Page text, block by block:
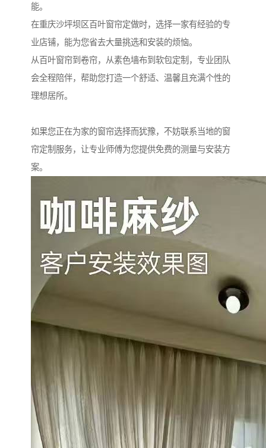
能。
在重庆沙坪坝区百叶窗帘定做时，选择一家有经验的专
业店铺，能为您省去大量挑选和安装的烦恼。
从百叶窗帘到卷帘，从素色墙布到软包定制，专业团队
会全程陪伴，帮助您打造一个舒适、温馨且充满个性的
理想居所。
如果您正在为家的窗帘选择而犹豫，不妨联系当地的窗
帘定制服务，让专业师傅为您提供免费的测量与安装方
案。